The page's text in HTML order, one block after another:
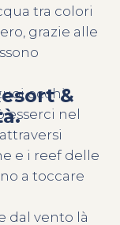
&
tra colori
grazie alle
occhi
nel
e i reef delle
a toccare
dal vento là